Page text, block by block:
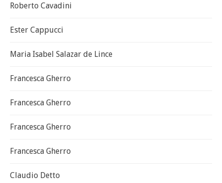
Roberto Cavadini
Ester Cappucci
Maria Isabel Salazar de Lince
Francesca Gherro
Francesca Gherro
Francesca Gherro
Francesca Gherro
Claudio Detto